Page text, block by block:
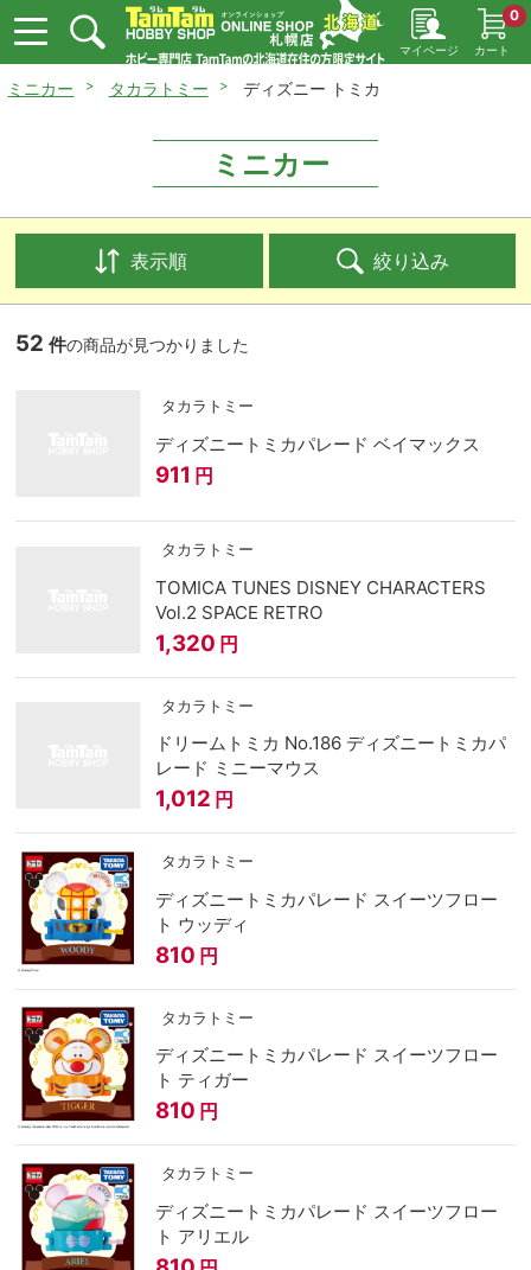
マイページ カート
0
ミニカー タカラトミー ディズニー トミカ
ミニカー
表示順 絞り込み
52 件の商品が見つかりました
タカラトミー
ディズニートミカパレード ベイマックス
911 円
タカラトミー
TOMICA TUNES DISNEY CHARACTERS
Vol.2 SPACE RETRO
1,320 円
タカラトミー
ドリームトミカ No.186 ディズニートミカパ
レード ミニーマウス
1,012 円
タカラトミー
ディズニートミカパレード スイーツフロー
ト ウッディ
810 円
タカラトミー
ディズニートミカパレード スイーツフロー
ト ティガー
810 円
タカラトミー
ディズニートミカパレード スイーツフロー
ト アリエル